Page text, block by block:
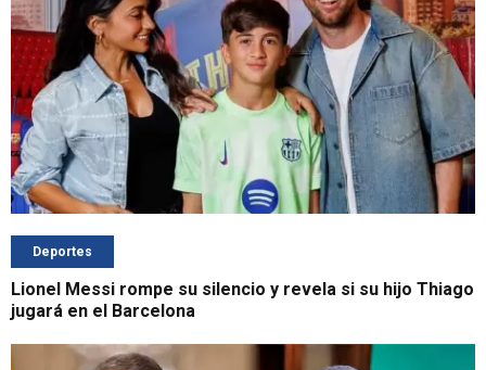
Deportes
Lionel Messi rompe su silencio y revela si su hijo Thiago
jugará en el Barcelona